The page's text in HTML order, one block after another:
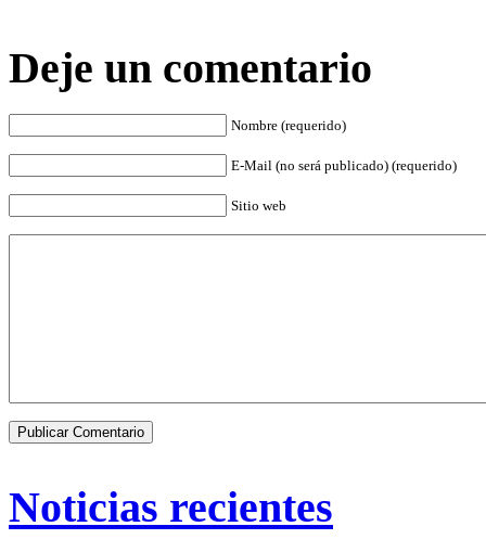
Deje un comentario
Nombre (requerido)
E-Mail (no será publicado) (requerido)
Sitio web
Noticias recientes